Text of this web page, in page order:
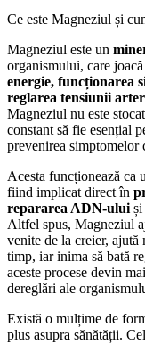
Ce este Magneziul și
Magneziul este un
organismului, care
energie, funcționarea
reglarea tensiunii
Magneziul nu este
constant să fie esențial
prevenirea simptomelor
Acesta funcționează ca
fiind implicat direct în
repararea ADN-ului și
Altfel spus, Magneziul
venite de la creier, ajută
timp, iar inima să bată
aceste procese devin
dereglări ale
Există o mulțime de
plus asupra sănătății.